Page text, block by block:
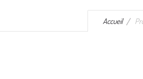
Accueil